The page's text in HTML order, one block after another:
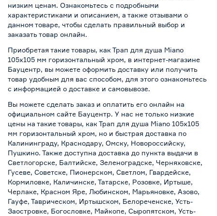
низким ценам. Ознакомьтесь с подробными
характеристиками и описанием, а также отзывами о
данном товаре, чтобы сделать правильный выбор и
заказать товар онлайн.
Приобретая такие товары, как Трап для душа Miano
105х105 мм горизонтальный хром, в интернет-магазине
Бауцентр, вы можете оформить доставку или получить
товар удобным для вас способом, для этого ознакомьтесь
с информацией о доставке и самовывозе.
Вы можете сделать заказ и оплатить его онлайн на
официальном сайте Бауцентр. У нас не только низкие
цены на такие товары, как Трап для душа Miano 105х105
мм горизонтальный хром, но и быстрая доставка по
Калининграду, Краснодару, Омску, Новороссийску,
Пушкино. Также доступна доставка до пункта выдачи в
Светлогорске, Балтийске, Зеленоградске, Черняховске,
Гусеве, Советске, Пионерском, Светлом, Гвардейске,
Кормиловке, Каличинске, Татарске, Розовке, Иртыше,
Черлаке, Красном Яре, Любинском, Марьяновке, Азово,
Гауфе, Таврическом, Иртышском, Белореченске, Усть-
Заостровке, Богословке, Майкопе, Сыропятском, Усть-